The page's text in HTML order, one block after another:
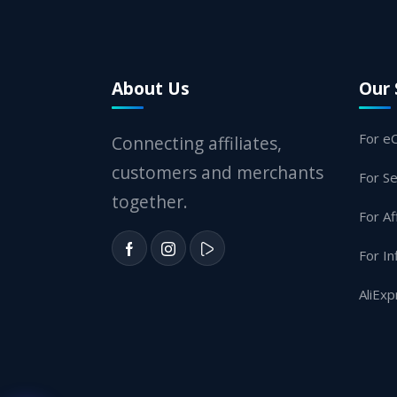
About Us
Connecting affiliates,
customers and merchants
together.
Our
For
For
For
For